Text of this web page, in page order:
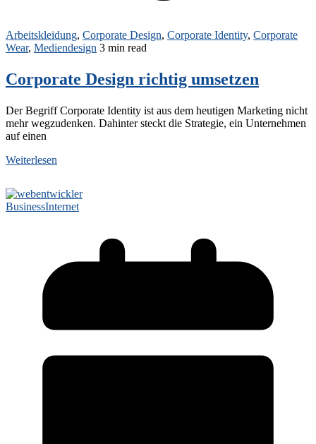
Arbeitskleidung, Corporate Design, Corporate Identity, Corporate
Wear, Mediendesign 3 min read
Corporate Design richtig umsetzen
Der Begriff Corporate Identity ist aus dem heutigen Marketing nicht
mehr wegzudenken. Dahinter steckt die Strategie, ein Unternehmen
auf einen
Weiterlesen
BusinessInternet